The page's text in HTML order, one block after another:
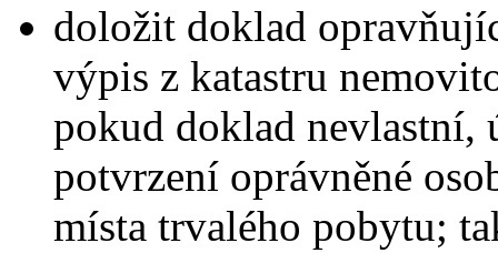
doložit doklad
výpis z katastru
pokud doklad nevlastní,
potvrzení oprávněné
místa trvalého pobytu;